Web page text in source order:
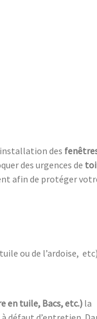
des
des urgences de
afin de protéger
ou de l’ardoise, etc)
en tuile, Bacs, etc.)la